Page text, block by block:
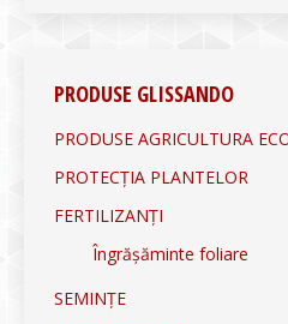
PRODUSE GLISSANDO
PRODUSE AGRICULTURA
PROTECȚIA PLANTELOR
FERTILIZANȚI
Îngrășăminte foliare
SEMINȚE